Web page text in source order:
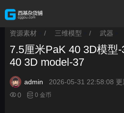
资源素材 / 三维模型 / 武器
7.5厘米PaK 40 3D模型
40 3D model-37
admin
2026-05-31 22:58:08 更
0
0 金币